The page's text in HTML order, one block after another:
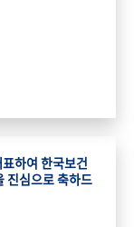
하여 한국보건
진심으로 축하드